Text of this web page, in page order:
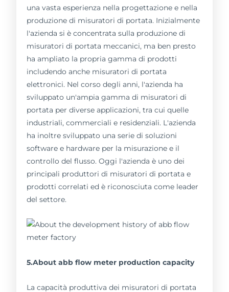
una vasta esperienza nella progettazione e nella
produzione di misuratori di portata. Inizialmente
l'azienda si è concentrata sulla produzione di
misuratori di portata meccanici, ma ben presto
ha ampliato la propria gamma di prodotti
includendo anche misuratori di portata
elettronici. Nel corso degli anni, l'azienda ha
sviluppato un'ampia gamma di misuratori di
portata per diverse applicazioni, tra cui quelle
industriali, commerciali e residenziali. L'azienda
ha inoltre sviluppato una serie di soluzioni
software e hardware per la misurazione e il
controllo del flusso. Oggi l'azienda è uno dei
principali produttori di misuratori di portata e
prodotti correlati ed è riconosciuta come leader
del settore.
5.About abb flow meter production capacity
La capacità produttiva dei misuratori di portata